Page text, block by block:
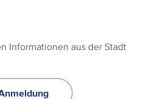
Informationen aus der Stadt